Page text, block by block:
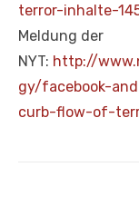
terror-inhalte-
Meldung der
NYT: http://
gy/facebook-
curb-flow-of-